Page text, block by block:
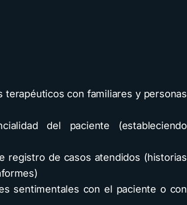
terapéuticos con familiares y personas
del paciente (estableciendo
registro de casos atendidos (historias
sentimentales con el paciente o con